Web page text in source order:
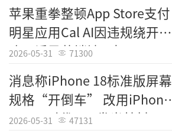
苹果重拳整顿App Store支付
明星应用Cal AI因违规绕开内
购及诱导营销被下架
2026-05-31 71300
消息称iPhone 18标准版屏幕
规格“开倒车” 改用iPhone
14 Pro时代M12发光基材
2026-05-31 47131